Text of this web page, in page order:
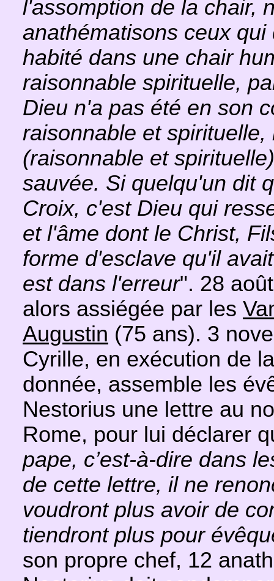
l'assomption de la chair,
anathématisons ceux
habité dans une chair
raisonnable spirituelle,
Dieu n'a pas été en son
raisonnable et
(raisonnable et
sauvée. Si quelqu'un dit
Croix, c'est Dieu qui
et l'âme dont le Christ,
forme d'esclave qu'il
est dans l'erreur". 28
alors assiégée par les
Augustin (75 ans). 3
Cyrille, en exécution de
donnée, assemble les
Nestorius une lettre au
Rome, pour lui déclarer
pape, c’est-à-dire dans
de cette lettre, il ne
voudront plus avoir de
tiendront plus pour
son propre chef, 12